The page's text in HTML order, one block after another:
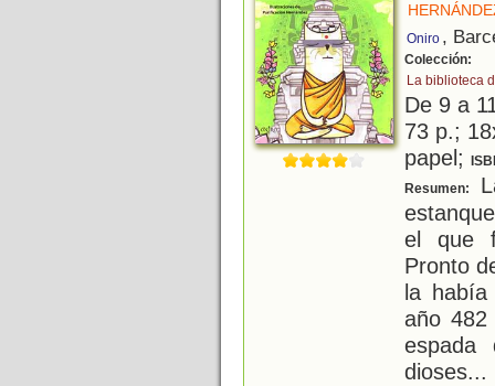
Oniro ,
Colección:
La biblioteca
De 9 a
73 p.;
papel;
Resumen:
el que
Pronto
la había
año
espada
dioses...